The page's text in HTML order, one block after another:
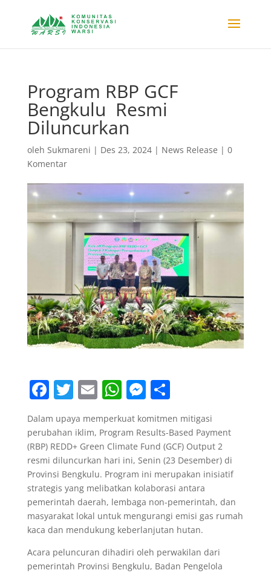
Program RBP GCF
Bengkulu Resmi
Diluncurkan
oleh Sukmareni | Des 23, 2024| News Release | 0
Komentar
F
a
c
e
b
o
o
k
T
w
itt
er
E
m
ai
l
W
h
at
s
A
p
p
M
e
ss
e
n
g
er
S
ar
e
Dalam upaya memperkuat komitmen mitigasi
perubahan iklim, Program Results-Based Payment
(RBP) REDD+ Green Climate Fund (GCF) Output 2
resmi diluncurkan hari ini, Senin (23 Desember) di
Provinsi Bengkulu. Program ini merupakan inisiatif
strategis yang melibatkan kolaborasi antara
pemerintah daerah, lembaga non-pemerintah, dan
masyarakat lokal untuk mengurangi emisi gas rumah
kaca dan mendukung keberlanjutan hutan.
Acara peluncuran dihadiri oleh perwakilan dari
pemerintah Provinsi Bengkulu, Badan Pengelola